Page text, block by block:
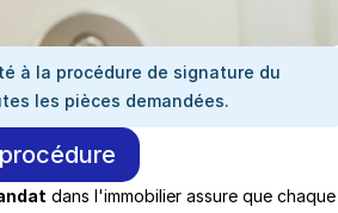
à la procédure de signature du
les pièces demandées.
dans l'immobilier assure que chaque